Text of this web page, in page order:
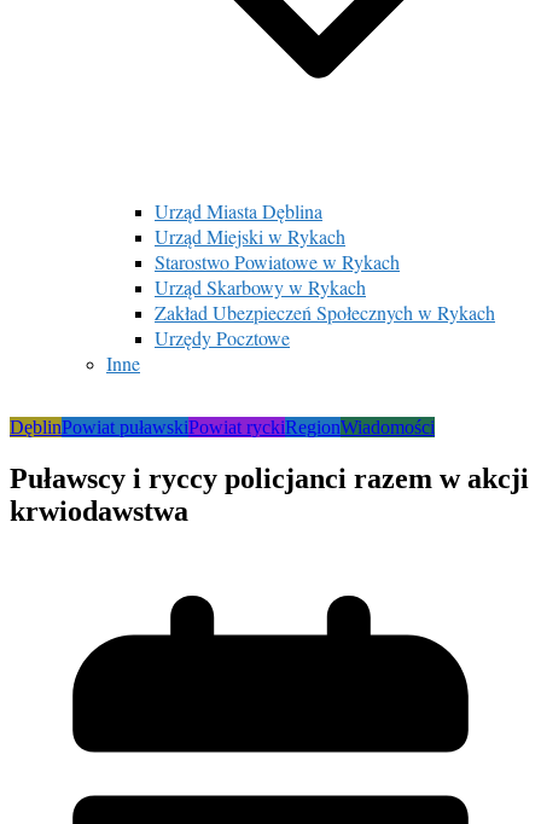
Urząd Miasta Dęblina
Urząd Miejski w Rykach
Starostwo Powiatowe w Rykach
Urząd Skarbowy w Rykach
Zakład Ubezpieczeń Społecznych w Rykach
Urzędy Pocztowe
Inne
DęblinPowiat puławskiPowiat ryckiRegionWiadomości
Puławscy i ryccy policjanci razem w akcji
krwiodawstwa